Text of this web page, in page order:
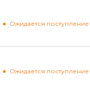
Ожидается поступление
Ожидается поступление